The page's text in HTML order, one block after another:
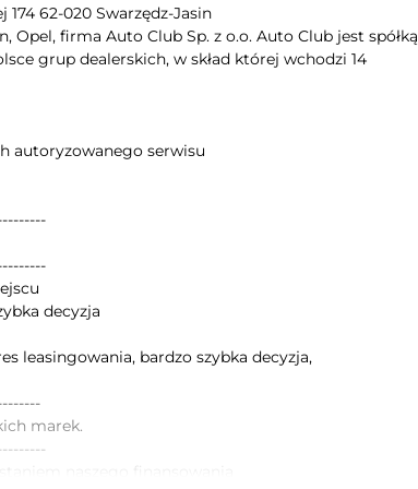
62-020 Swarzędz-Jasin
firma Auto Club Sp. z o.o. Auto Club jest spółką
grup dealerskich, w skład której wchodzi 14
autoryzowanego serwisu
decyzja
leasingowania, bardzo szybka decyzja,
marek.